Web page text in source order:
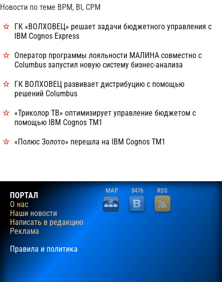
Новости по теме BPM, BI, CPM
ГК «ВОЛХОВЕЦ» решает задачи бюджетного управления с
IBM Cognos Express
Оператор программы лояльности МАЛИНА совместно с
Columbus запустил новую систему бизнес-анализа
ГК ВОЛХОВЕЦ развивает дистрибуцию с помощью
решений Columbus
«Триколор ТВ» оптимизирует управление бюджетом с
помощью IBM Cognos TM1
«Полюс Золото» перешла на IBM Cognos TM1
ПОРТАЛ
О нас
Наши новости
Написать в редакцию
Реклама
Правила и политика
MAP 3476 RSS